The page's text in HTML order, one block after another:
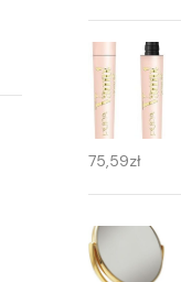
75,59zł